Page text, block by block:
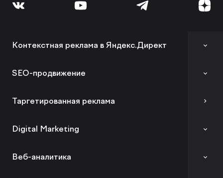
Контекстная реклама в Яндекс.Директ
Аудит контекстной рекламы
SEO-продвижение
SEO-аудит сайта
SEO-продвижение в вашей тематике
Таргетированная реклама
Digital Marketing
Комплексный digital-маркетинг
Веб-аналитика